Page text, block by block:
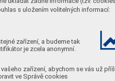
s uložením volitelných informací:
zařízení, a budeme tak
je zcela anonymní.
zařízení, abychom se vás už
ve Správě cookies
ulicích,, zákonem chráněný kostel sv. Jana
Nepomuckého, usedlost Klamovka, kaple
rojice, usedlost Hřebenka a
usedlost Bertramka.
3x MŠ, 3x ZŠ, ZUŠ, SŠ, VŠ zdr avotnická
soukromá, katolický kostel, domov pro